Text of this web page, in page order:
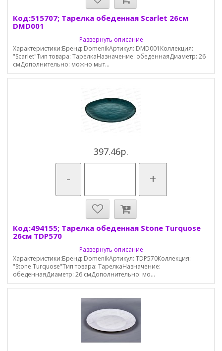
Код:515707; Тарелка обеденная Scarlet 26см
DMD001
Развернуть описание
Характеристики:Бренд: DomenikАртикул: DMD001Коллекция:
"Scarlet"Тип товара: ТарелкаНазначение: обеденнаяДиаметр: 26
смДополнительно: можно мыт...
397.46р.
- +
Код:494155; Тарелка обеденная Stone Turquose
26см TDP570
Развернуть описание
Характеристики:Бренд: DomenikАртикул: TDP570Коллекция:
"Stone Turquose"Тип товара: ТарелкаНазначение:
обеденнаяДиаметр: 26 смДополнительно: мо...